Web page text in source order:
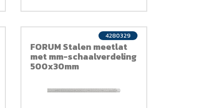
FORUM Stalen meetlat
met mm-schaalverdeling
500x30mm
4280329